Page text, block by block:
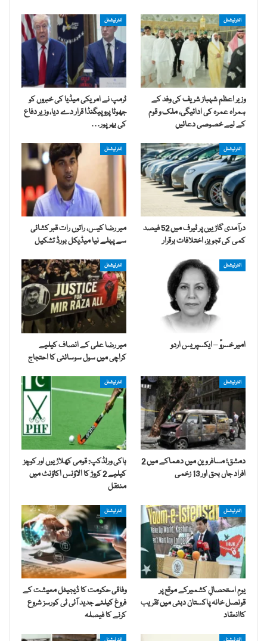
انٹرنیشنل
وزیر اعظم شہباز شریف کی وفد کے
ہمراہ عمرہ کی ادائیگی، ملک و قوم
کے لیے خصوصی دعائیں
انٹرنیشنل
ٹرمپ نے امریکی میڈیا کی خبروں کو
جھوٹا پروپیگنڈا قرار دے دیا، وزیر دفاع
کی بھرپور…
انٹرنیشنل
درآمدی گاڑیوں پر ٹیرف میں 52 فیصد
کمی کی تجویز، اختلافات برقرار
انٹرنیشنل
میر رضا کیس، راتوں رات قبر کشائی
سے پہلے نیا میڈیکل بورڈ تشکیل
انٹرنیشنل
امیر خسروؒ – ایکسپریس اردو
انٹرنیشنل
میر رضا علی کے انصاف کیلیے
کراچی میں سول سوسائٹی کا احتجاج
انٹرنیشنل
دمشق؛ مسافر وین میں دھماکے میں 2
افراد جاں بحق اور 13 زخمی
انٹرنیشنل
ہاکی ورلڈکپ: قومی کھلاڑیوں اور کوچز
کیلیے 2 کروڑ کا الاؤنس اکاؤنٹ میں
منتقل
انٹرنیشنل
یومِ استحصالِ کشمیرکے موقع پر
قونصل خانہ پاکستان دبئی میں تقریب
کاانعقاد
انٹرنیشنل
وفاقی حکومت کا ڈیجیٹل معیشت کے
فروغ کیلئے جدید آئی ٹی کورسز شروع
کرنے کا فیصلہ